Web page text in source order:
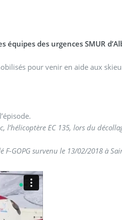
des urgences SMUR
pour venir en aide aux
l’hélicoptère EC 135, lors du
GOPG survenu le 13/02/2018 à